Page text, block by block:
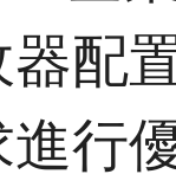
配
進行